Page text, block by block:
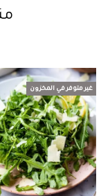
غير متوفر في المخزون